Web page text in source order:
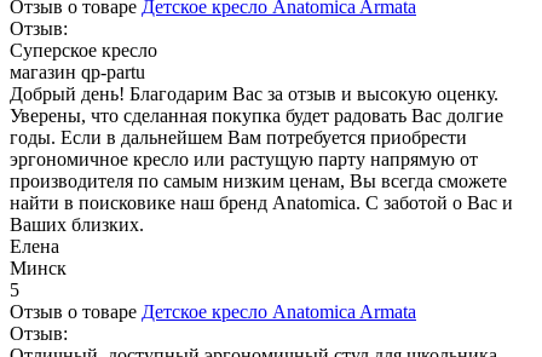
Отзыв о товаре Детское кресло Anatomica Armata
Отзыв:
Суперское кресло
магазин qp-partu
Добрый день! Благодарим Вас за отзыв и высокую оценку.
Уверены, что сделанная покупка будет радовать Вас долгие
годы. Если в дальнейшем Вам потребуется приобрести
эргономичное кресло или растущую парту напрямую от
производителя по самым низким ценам, Вы всегда сможете
найти в поисковике наш бренд Anatomica. С заботой о Вас и
Ваших близких.
Елена
Минск
5
Отзыв о товаре Детское кресло Anatomica Armata
Отзыв: